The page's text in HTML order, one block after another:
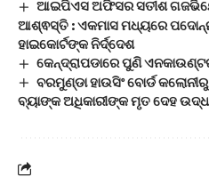
ଆଇପିଏସ ଅଫିସର ସତୀଶ
ଆଶ୍ଵସ୍ତି : ଏକମାସ ମଧ୍ୟରେ
ହାଇକୋର୍ଟଙ୍କ ନିର୍ଦ୍ଦେଶ
କେନ୍ଦ୍ରାପଡାରେ ପୁଣି
ବରମୁଣ୍ଡା ହାଉସିଂ ବୋର୍ଡ
ବ୍ୟାଙ୍କ ଅଧିକାରୀଙ୍କ ମୃତ ଦେହ